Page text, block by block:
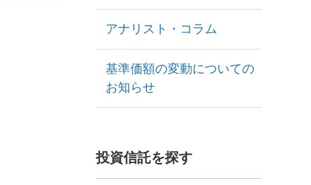
アナリスト・コラム
基準価額の変動についての
お知らせ
投資信託を探す